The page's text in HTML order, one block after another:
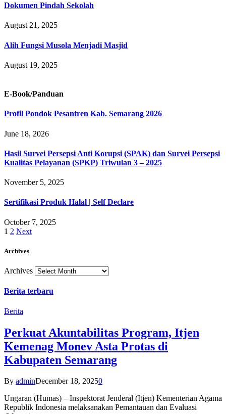
Dokumen Pindah Sekolah
August 21, 2025
Alih Fungsi Musola Menjadi Masjid
August 19, 2025
E-Book/Panduan
Profil Pondok Pesantren Kab. Semarang 2026
June 18, 2026
Hasil Survei Persepsi Anti Korupsi (SPAK) dan Survei Persepsi
Kualitas Pelayanan (SPKP) Triwulan 3 – 2025
November 5, 2025
Sertifikasi Produk Halal | Self Declare
October 7, 2025
1 2 Next
Archives
Archives
Berita terbaru
Berita
Perkuat Akuntabilitas Program, Itjen
Kemenag Monev Asta Protas di
Kabupaten Semarang
By adminDecember 18, 20250
Ungaran (Humas) – Inspektorat Jenderal (Itjen) Kementerian Agama
Republik Indonesia melaksanakan Pemantauan dan Evaluasi